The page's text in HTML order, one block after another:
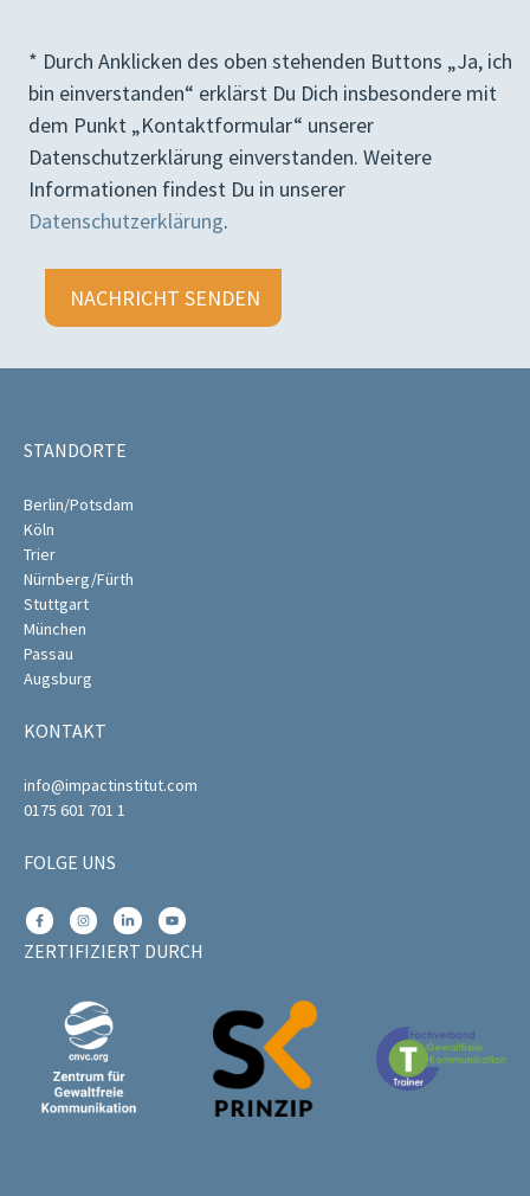
* Durch Anklicken des oben stehenden Buttons „Ja, ich
bin einverstanden“ erklärst Du Dich insbesondere mit
dem Punkt „Kontaktformular“ unserer
Datenschutzerklärung einverstanden. Weitere
Informationen findest Du in unserer
Datenschutzerklärung.
STANDORTE
Berlin/Potsdam
Köln
Trier
Nürnberg/Fürth
Stuttgart
München
Passau
Augsburg
KONTAKT
info@impactinstitut.com
0175 601 701 1
FOLGE UNS
ZERTIFIZIERT DURCH